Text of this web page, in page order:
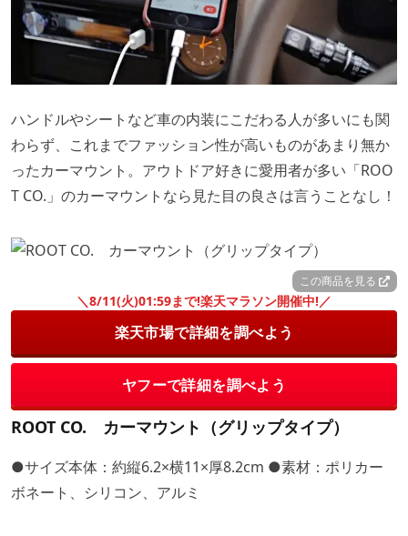
ハンドルやシートなど車の内装にこだわる人が多いにも関
わらず、これまでファッション性が高いものがあまり無か
ったカーマウント。アウトドア好きに愛用者が多い「ROO
T CO.」のカーマウントなら見た目の良さは言うことなし！
この商品を見る
＼8/11(火)01:59まで!楽天マラソン開催中!／
楽天市場で詳細を調べよう
ヤフーで詳細を調べよう
ROOT CO. カーマウント（グリップタイプ）
●サイズ本体：約縦6.2×横11×厚8.2cm ●素材：ポリカー
ボネート、シリコン、アルミ